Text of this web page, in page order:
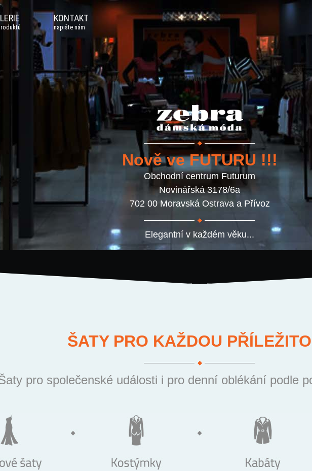
KONTAKT
napište nám
Nově ve FUTURU !!!
Obchodní centrum Futurum
Novinářská 3178/6a
702 00 Moravská Ostrava a Přívoz
Elegantní v každém věku...
ŠATY PRO KAŽDOU
pro společenské události i pro denní oblékání podle